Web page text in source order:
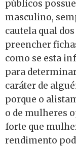
públicos
masculino,
cautela qual
preencher
como se esta
para
caráter de
porque o
o de mulheres
forte que
rendimento